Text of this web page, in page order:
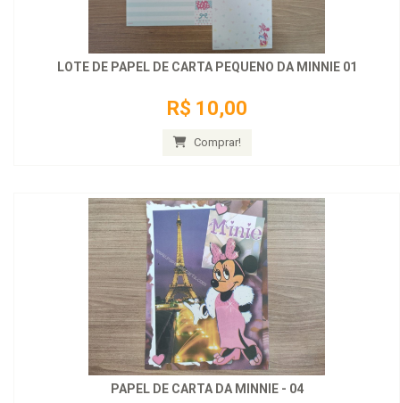
LOTE DE PAPEL DE CARTA PEQUENO DA MINNIE 01
R$ 10,00
Comprar!
PAPEL DE CARTA DA MINNIE - 04